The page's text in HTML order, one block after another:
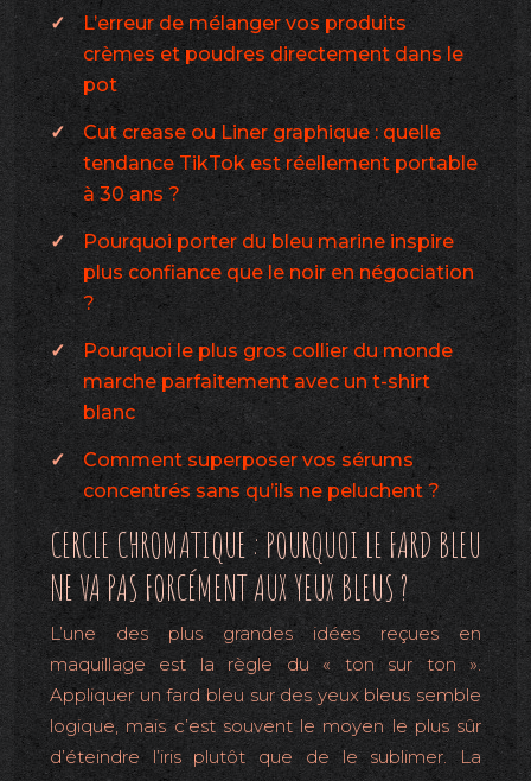
L’erreur de mélanger vos produits
crèmes et poudres directement dans le
pot
Cut crease ou Liner graphique : quelle
tendance TikTok est réellement portable
à 30 ans ?
Pourquoi porter du bleu marine inspire
plus confiance que le noir en négociation
?
Pourquoi le plus gros collier du monde
marche parfaitement avec un t-shirt
blanc
Comment superposer vos sérums
concentrés sans qu’ils ne peluchent ?
CERCLE CHROMATIQUE : POURQUOI LE FARD BLEU
NE VA PAS FORCÉMENT AUX YEUX BLEUS ?
L’une des plus grandes idées reçues en
maquillage est la règle du « ton sur ton ».
Appliquer un fard bleu sur des yeux bleus semble
logique, mais c’est souvent le moyen le plus sûr
d’éteindre l’iris plutôt que de le sublimer. La